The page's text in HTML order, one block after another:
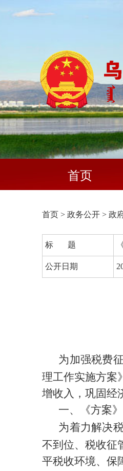
首页
首页 > 政务公开 > 政
标 题
公开日期
为加强税费
理工作实施方案
增收入，巩固经
一、《方案
为着力解决
不到位、税收征
平税收环境、保